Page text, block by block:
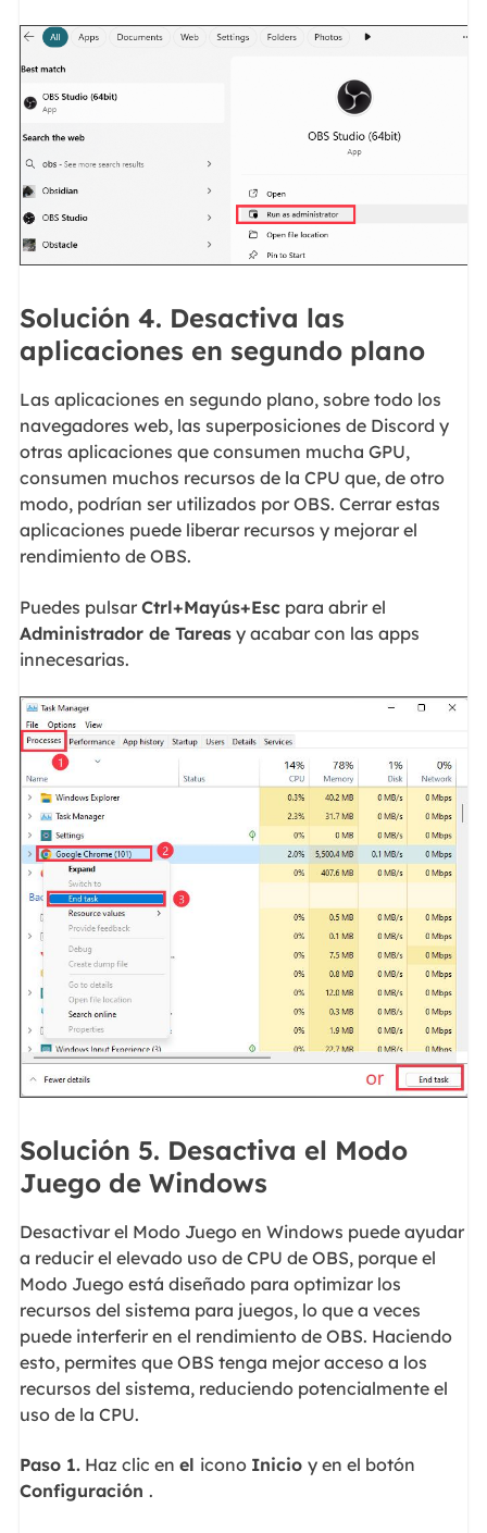
Solución 4. Desactiva las
aplicaciones en segundo plano
Las aplicaciones en segundo plano, sobre todo los
navegadores web, las superposiciones de Discord y
otras aplicaciones que consumen mucha GPU,
consumen muchos recursos de la CPU que, de otro
modo, podrían ser utilizados por OBS. Cerrar estas
aplicaciones puede liberar recursos y mejorar el
rendimiento de OBS.
Puedes pulsar Ctrl+Mayús+Escpara abrir el
Administrador de Tareasy acabar con las apps
innecesarias.
Solución 5. Desactiva el Modo
Juego de Windows
Desactivar el Modo Juego en Windows puede ayudar
a reducir el elevado uso de CPU de OBS, porque el
Modo Juego está diseñado para optimizar los
recursos del sistema para juegos, lo que a veces
puede interferir en el rendimiento de OBS. Haciendo
esto, permites que OBS tenga mejor acceso a los
recursos del sistema, reduciendo potencialmente el
uso de la CPU.
Paso 1.Haz clic en el icono Inicio y en el botón
Configuración .